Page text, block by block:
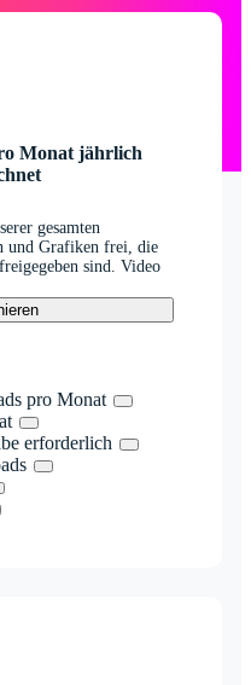
Monat jährlich
gesamten
und Grafiken frei, die
sind. Video
pro Monat
erforderlich